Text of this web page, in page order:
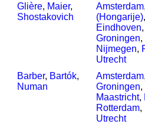
Glière, Maier,
Shostakovich
Amsterdam
(Hongarije)
Eindhoven
Groningen,
Nijmegen,
Utrecht
Barber, Bartók,
Numan
Amsterdam
Groningen,
Maastricht,
Rotterdam,
Utrecht